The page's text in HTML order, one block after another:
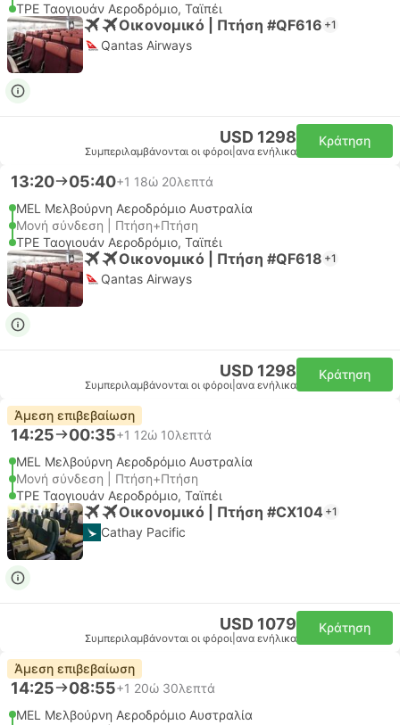
TPE Ταογιουάν Αεροδρόμιο, Ταϊπέι
Οικονομικό | Πτήση #QF616 +1
Qantas Airways
USD 1298
Συμπεριλαμβάνονται οι φόροι ανα ενήλικα
Κράτηση
13:20 05:40+1 18ώ 20λεπτά
MEL Μελβούρνη Αεροδρόμιο Αυστραλία
Μονή σύνδεση | Πτήση+Πτήση
TPE Ταογιουάν Αεροδρόμιο, Ταϊπέι
Οικονομικό | Πτήση #QF618 +1
Qantas Airways
USD 1298
Συμπεριλαμβάνονται οι φόροι ανα ενήλικα
Κράτηση
Άμεση επιβεβαίωση
14:25 00:35+1 12ώ 10λεπτά
MEL Μελβούρνη Αεροδρόμιο Αυστραλία
Μονή σύνδεση | Πτήση+Πτήση
TPE Ταογιουάν Αεροδρόμιο, Ταϊπέι
Οικονομικό | Πτήση #CX104 +1
Cathay Pacific
USD 1079
Συμπεριλαμβάνονται οι φόροι ανα ενήλικα
Κράτηση
Άμεση επιβεβαίωση
14:25 08:55+1 20ώ 30λεπτά
MEL Μελβούρνη Αεροδρόμιο Αυστραλία